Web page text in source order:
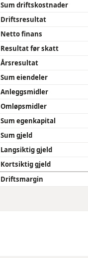
Sum driftskostnader
Driftsresultat
Netto finans
Resultat før skatt
Årsresultat
Sum eiendeler
Anleggsmidler
Omløpsmidler
Sum egenkapital
Sum gjeld
Langsiktig gjeld
Kortsiktig gjeld
Driftsmargin